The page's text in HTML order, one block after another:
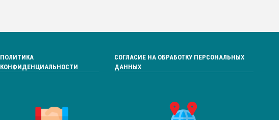
ПОЛИТИКА
КОНФИДЕНЦИАЛЬНОСТИ
СОГЛАСИЕ НА ОБРАБОТКУ ПЕРСОНАЛЬНЫХ
ДАННЫХ